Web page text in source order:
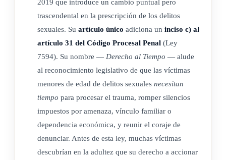
que la víctima haya cumplido la mayoría de edad.
b) A los dos años, en los delitos sancionables solo con penas
no privativas de libertad y en las faltas o contravenciones.
c) Veinticinco años después de que la víctima cumplió la
mayoría de edad, cuando se trate de delitos sexuales
cometidos contra personas menores de edad o sin
capacidad volitiva o cognoscitiva. La regla anterior
aplicará indistintamente para todo autor, cómplice o
partícipe responsable del respectivo hecho punible,
siempre que al momento de delinquir hayan adquirido la
trascendental en la prescripción de los delitos
sexuales. Su artículo único adiciona un inciso c) al
artículo 31 del Código Procesal Penal (Ley
7594). Su nombre — Derecho al Tiempo — alude
al reconocimiento legislativo de que las víctimas
menores de edad de delitos sexuales necesitan
tiempo para procesar el trauma, romper silencios
impuestos por amenaza, vínculo familiar o
dependencia económica, y reunir el coraje de
denunciar. Antes de esta ley, muchas víctimas
descubrían en la adultez que su derecho a accionar